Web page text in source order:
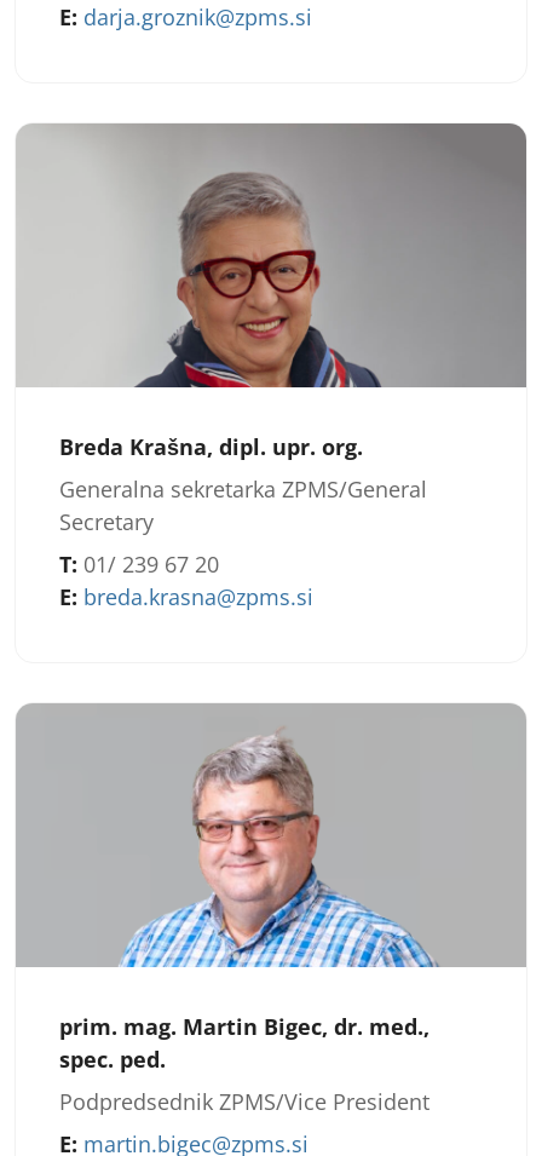
E: darja.groznik@zpms.si
Breda Krašna, dipl. upr. org.
Generalna sekretarka ZPMS/General
Secretary
T: 01/ 239 67 20
E: breda.krasna@zpms.si
prim. mag. Martin Bigec, dr. med.,
spec. ped.
Podpredsednik ZPMS/Vice President
E: martin.bigec@zpms.si